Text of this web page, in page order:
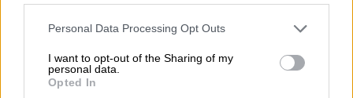
Please note that this website/app uses one or more Google
not limited to your visit or usage behaviour. You may click to
grant or deny consent to Google and its third-party tags to
use your data for below specified purposes in below Google
Personal Data Processing Opt Outs
I want to opt-out of the Sharing of my
personal data.
Opted In
29χρονος που ξυλοκόπησε τον 58χρονο
οδηγό που λίγο αργότερα κατέληξε